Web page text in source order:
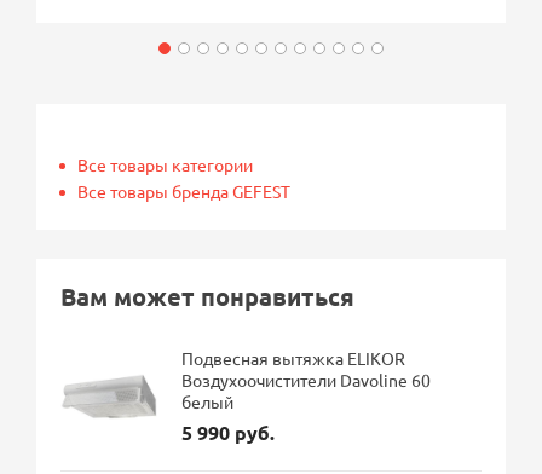
Все товары категории
Все товары бренда GEFEST
Вам может понравиться
Подвесная вытяжка ELIKOR
Воздухоочистители Davoline 60
белый
5 990 руб.